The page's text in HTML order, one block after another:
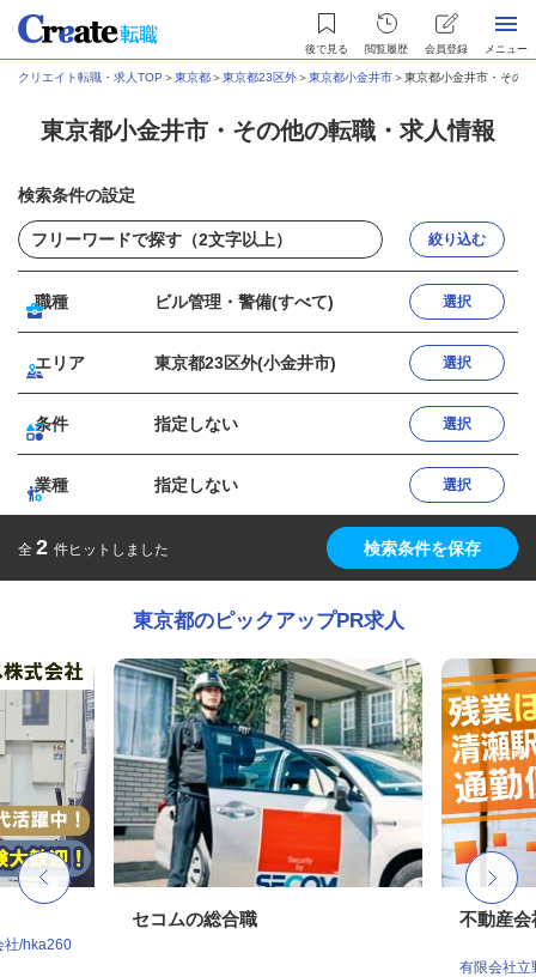
後で見る 閲覧履歴 会員登録 メニュー
クリエイト転職・求人TOP ＞東京都＞東京都23区外＞東京都小金井市＞東京都小金井市・その
東京都小金井市・その他の転職・求人情報
検索条件の設定
絞り込む
職種 ビル管理・警備(すべて) 選択
エリア 東京都23区外(小金井市) 選択
条件 指定しない 選択
業種 指定しない 選択
全 2 件ヒットしました 検索条件を保存
東京都のピックアップPR求人
社/hka260
セコムの総合職 不動産会
有限会社立